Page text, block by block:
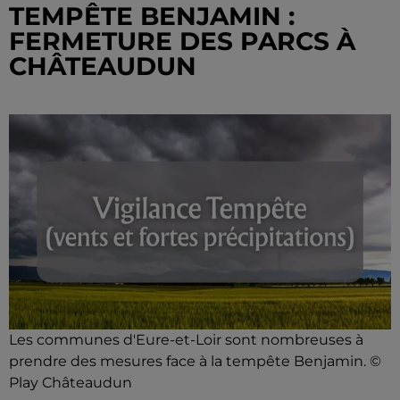
TEMPÊTE BENJAMIN :
FERMETURE DES PARCS À
CHÂTEAUDUN
Les communes d'Eure-et-Loir sont nombreuses à
prendre des mesures face à la tempête Benjamin. ©
Play Châteaudun